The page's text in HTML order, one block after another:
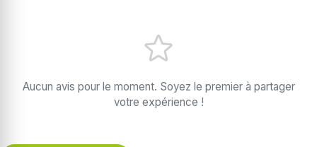
Aucun avis pour le moment. Soyez le premier à partager
votre expérience !